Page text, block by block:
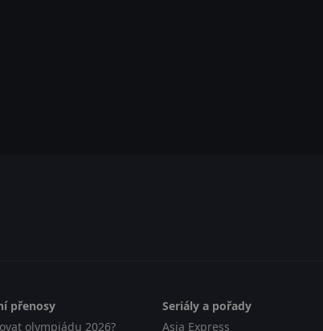
přenosy
olympiádu 2026?
Seriály a pořady
Asia Express